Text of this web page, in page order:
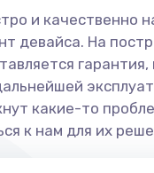
Заказать
камеры
293 руб.
и качественно
девайса. На
какие-то
к нам для их